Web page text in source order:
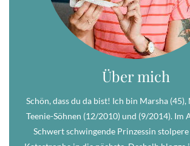
Über mich
Schön, dass du da bist! Ich bin Marsha (45),
Teenie-Söhnen (12/2010) und (9/2014). Im
Schwert schwingende Prinzessin